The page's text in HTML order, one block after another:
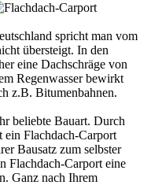
spricht man vom
übersteigt. In den
eine Dachschräge von
Regenwasser bewirkt
z.B. Bitumenbahnen.
beliebte Bauart. Durch
ein Flachdach-Carport
Bausatz zum selbster
Flachdach-Carport eine
Ganz nach Ihrem